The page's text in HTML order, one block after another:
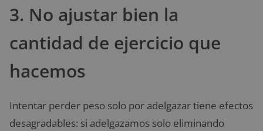
3. No ajustar bien la
cantidad de ejercicio que
hacemos
Intentar perder peso solo por adelgazar tiene efectos
desagradables: si adelgazamos solo eliminando